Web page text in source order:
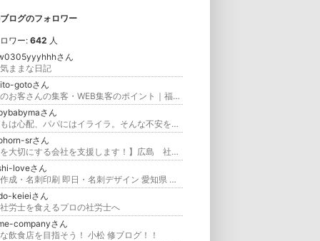
ログのフォロワー
ワー:642 人
さん
ままな日記
gotoさん
地域のお客さんの集客・WEB集客のポイント｜福岡のWEB集客オフィス 後藤企画
さん
子どもは心配、パパにはイライラ。そんな不安を吹き飛ばす！愛されママになる方法
srさん
【人を大切にする会社を支援します！】広島 社労士事務所のブログ 迷わず自分の道を行け！
loveさん
名刺作成・名刺印刷 即日・名刺デザイン 愛知県 豊田市
keieiさん
労士を食えるプロの社労士へ
companyさん
飲食店を目指そう！ 小松 修ブログ！！